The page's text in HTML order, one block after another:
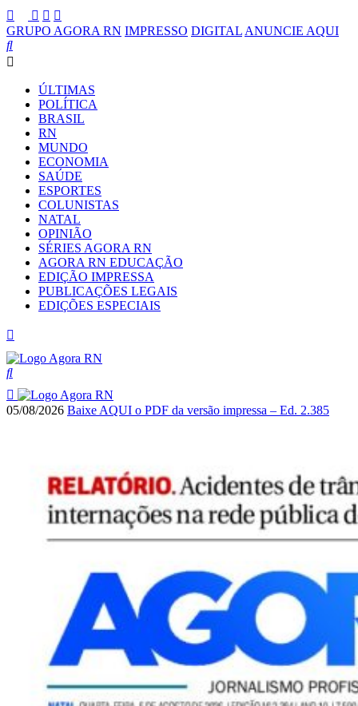
GRUPO AGORA RN IMPRESSO DIGITAL ANUNCIE AQUI
ÚLTIMAS
POLÍTICA
BRASIL
RN
MUNDO
ECONOMIA
SAÚDE
ESPORTES
COLUNISTAS
NATAL
OPINIÃO
SÉRIES AGORA RN
AGORA RN EDUCAÇÃO
EDIÇÃO IMPRESSA
PUBLICAÇÕES LEGAIS
EDIÇÕES ESPECIAIS
05/08/2026 Baixe AQUI o PDF da versão impressa – Ed. 2.385